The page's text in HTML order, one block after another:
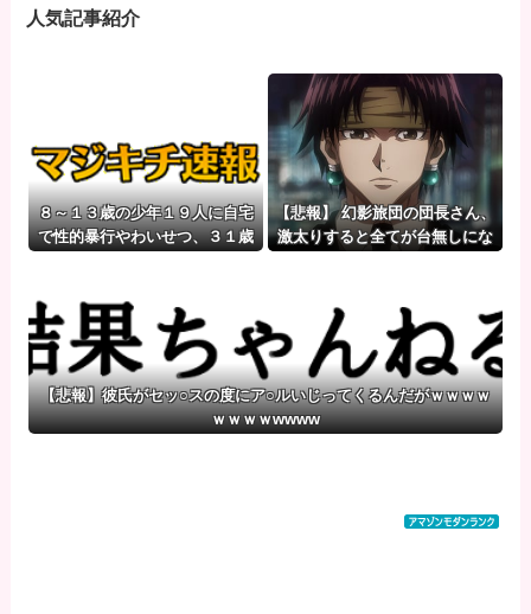
人気記事紹介
８～１３歳の少年１９人に自宅
で性的暴行やわいせつ、３１歳
【悲報】 幻影旅団の団長さん、
激太りすると全てが台無しにな
【悲報】彼氏がセッ○スの度にア○ルいじってくるんだがｗｗｗｗ
ｗｗｗｗwwww